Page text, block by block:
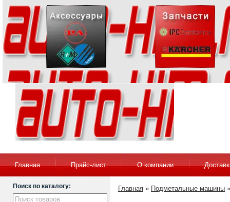
Главная Прайс-лист О компании
Поиск по каталогу: Главная » Подметальные машины